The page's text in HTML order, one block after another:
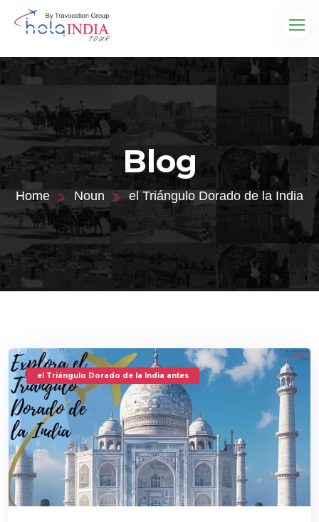
Blog
Home Noun el Triángulo Dorado de la India
el Triángulo Dorado de la India antes